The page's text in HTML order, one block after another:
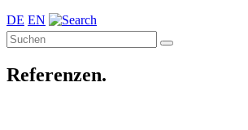
DE EN
Referenzen.